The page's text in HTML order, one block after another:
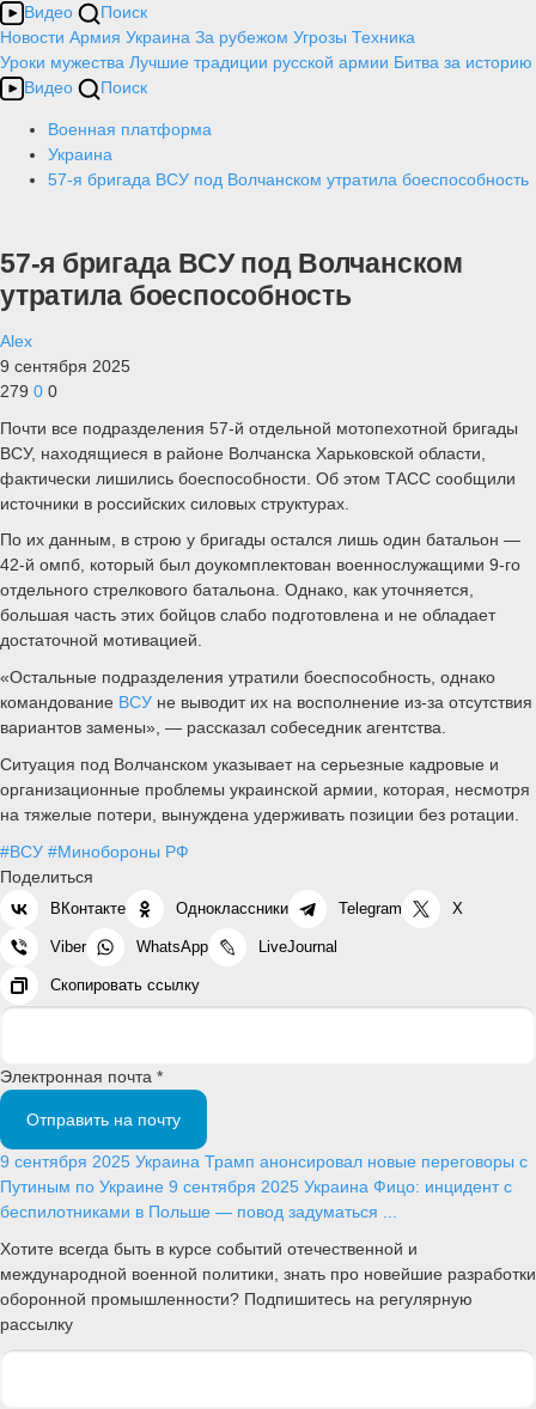
Видео
Поиск
Новости Армия Украина За рубежом Угрозы Техника
Уроки мужества Лучшие традиции русской армии Битва за историю
Видео
Поиск
Военная платформа
Украина
57-я бригада ВСУ под Волчанском утратила боеспособность
57-я бригада ВСУ под Волчанском
утратила боеспособность
Alex
9 сентября 2025
279 0 0
Почти все подразделения 57-й отдельной мотопехотной бригады
ВСУ, находящиеся в районе Волчанска Харьковской области,
фактически лишились боеспособности. Об этом ТАСС сообщили
источники в российских силовых структурах.
По их данным, в строю у бригады остался лишь один батальон —
42-й омпб, который был доукомплектован военнослужащими 9-го
отдельного стрелкового батальона. Однако, как уточняется,
большая часть этих бойцов слабо подготовлена и не обладает
достаточной мотивацией.
«Остальные подразделения утратили боеспособность, однако
командование ВСУ не выводит их на восполнение из-за отсутствия
вариантов замены», — рассказал собеседник агентства.
Ситуация под Волчанском указывает на серьезные кадровые и
организационные проблемы украинской армии, которая, несмотря
на тяжелые потери, вынуждена удерживать позиции без ротации.
#ВСУ #Минобороны РФ
Поделиться
ВКонтакте Одноклассники Telegram X
Viber WhatsApp LiveJournal
Скопировать ссылку
Электронная почта *
Отправить на почту
9 сентября 2025 Украина Трамп анонсировал новые переговоры с
Путиным по Украине 9 сентября 2025 Украина Фицо: инцидент с
беспилотниками в Польше — повод задуматься ...
Хотите всегда быть в курсе событий отечественной и
международной военной политики, знать про новейшие разработки
оборонной промышленности? Подпишитесь на регулярную
рассылку